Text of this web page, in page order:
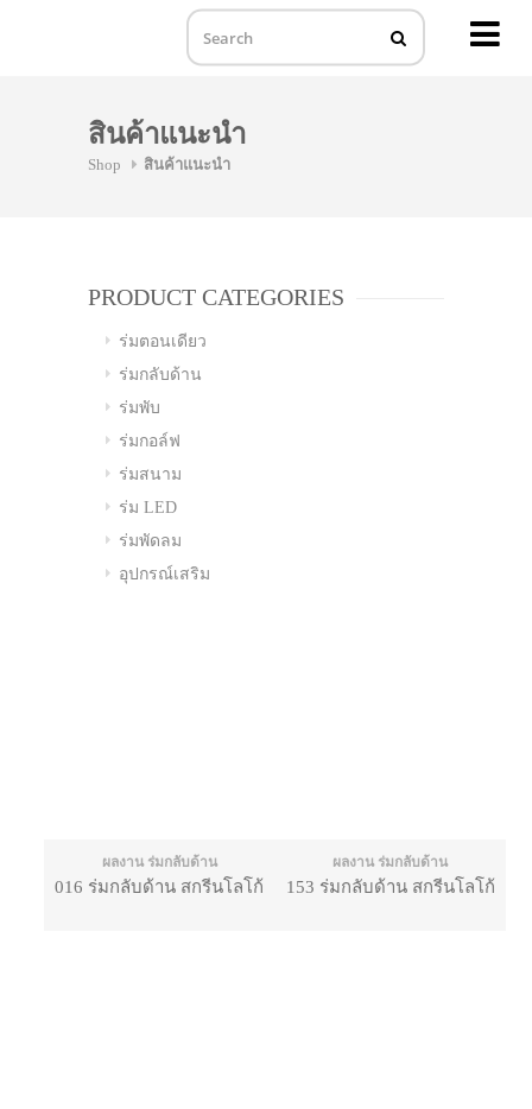
สินค้าแนะนำ
Shop สินค้าแนะนำ
PRODUCT CATEGORIES
ร่มตอนเดียว
ร่มกลับด้าน
ร่มพับ
ร่มกอล์ฟ
ร่มสนาม
ร่ม LED
ร่มพัดลม
อุปกรณ์เสริม
ผลงาน ร่มกลับด้าน
016 ร่มกลับด้าน สกรีนโลโก้
ผลงาน ร่มกลับด้าน
153 ร่มกลับด้าน สกรีนโลโก้